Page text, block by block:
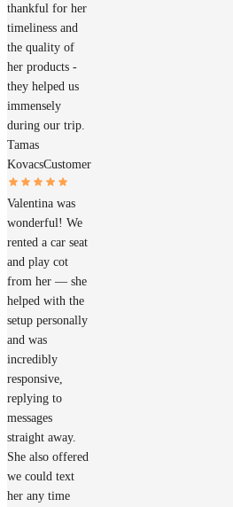
thankful for her
timeliness and
the quality of
her products -
they helped us
immensely
during our trip.
Tamas
KovacsCustomer
Valentina was
wonderful! We
rented a car seat
and play cot
from her — she
helped with the
setup personally
and was
incredibly
responsive,
replying to
messages
straight away.
She also offered
we could text
her any time